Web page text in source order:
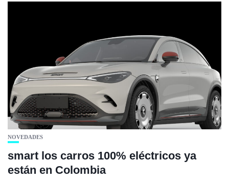
NOVEDADES
smart los carros 100% eléctricos ya
están en Colombia